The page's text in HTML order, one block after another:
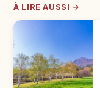
À LIRE AUSSI →